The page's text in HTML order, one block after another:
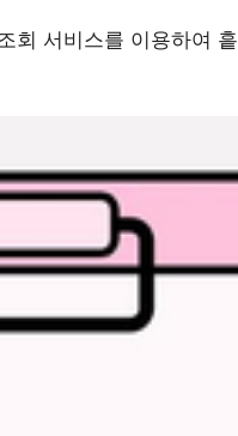
회 서비스를 이용하여